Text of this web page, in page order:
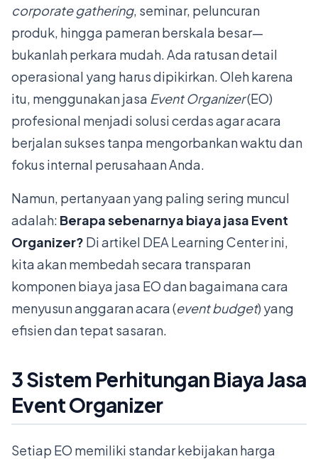
corporate gathering, seminar, peluncuran
produk, hingga pameran berskala besar—
bukanlah perkara mudah. Ada ratusan detail
operasional yang harus dipikirkan. Oleh karena
itu, menggunakan jasa Event Organizer(EO)
profesional menjadi solusi cerdas agar acara
berjalan sukses tanpa mengorbankan waktu dan
fokus internal perusahaan Anda.
Namun, pertanyaan yang paling sering muncul
adalah: Berapa sebenarnya biaya jasa Event
Organizer? Di artikel DEA Learning Center ini,
kita akan membedah secara transparan
komponen biaya jasa EO dan bagaimana cara
menyusun anggaran acara (event budget) yang
efisien dan tepat sasaran.
3 Sistem Perhitungan Biaya Jasa
Event Organizer
Setiap EO memiliki standar kebijakan harga